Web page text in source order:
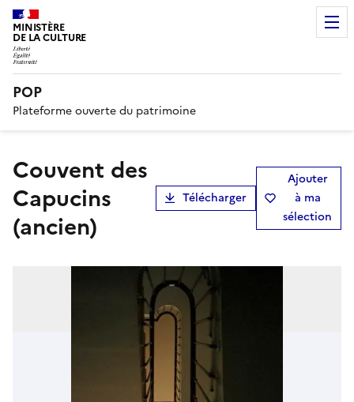
MINISTÈRE
DE LA CULTURE
POP
Plateforme ouverte du patrimoine
couvent des
Capucins
(ancien)
Télécharger
Ajouter
à ma
sélection